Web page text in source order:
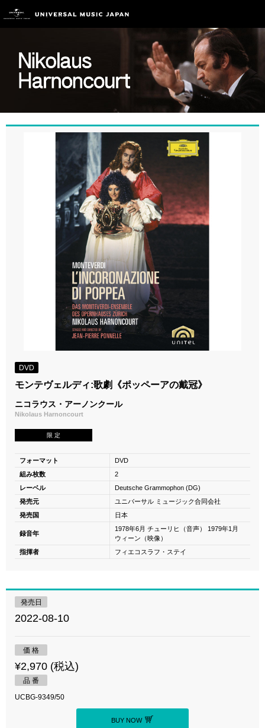
DVD
モンテヴェルディ:歌劇《ポッペーアの戴冠》
ニコラウス・アーノンクール
Nikolaus Harnoncourt
限 定
フォーマット
DVD
組み枚数
2
レーベル
Deutsche Grammophon (DG)
発売元
ユニバーサル ミュージック合同会社
発売国
日本
録音年
1978年6月 チューリヒ（音声） 1979年1月
ウィーン（映像）
指揮者
フィエコスラフ・ステイ
発売日
2022-08-10
価 格
¥2,970 (税込)
品 番
UCBG-9349/50
BUY NOW